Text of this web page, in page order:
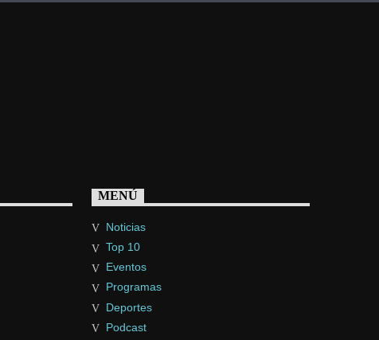
MENÚ
Noticias
Top 10
Eventos
Programas
Deportes
Podcast